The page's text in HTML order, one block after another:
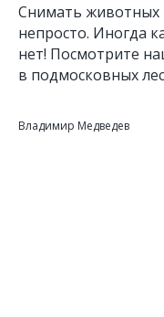
Снимать животных
непросто. Иногда
нет! Посмотрите
в подмосковных
Владимир Медведев